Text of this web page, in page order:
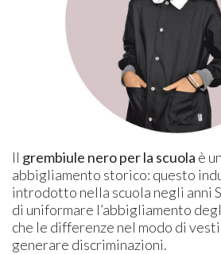
Il grembiule nero per la scuola è
abbigliamento storico: questo
introdotto nella scuola negli anni
di uniformare l’abbigliamento
che le differenze nel modo di
generare discriminazioni.